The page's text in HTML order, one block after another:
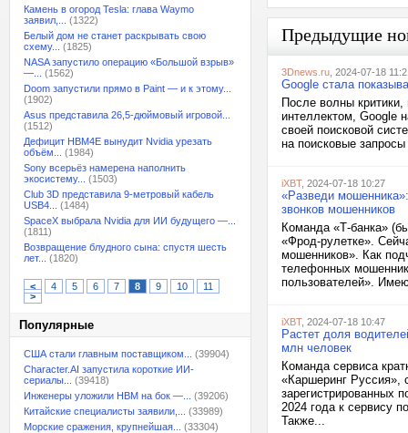
Камень в огород Tesla: глава Waymo
заявил,...
(1322)
Белый дом не станет раскрывать свою
схему...
(1825)
NASA запустило операцию «Большой взрыв»
—...
(1562)
Doom запустили прямо в Paint — и к этому...
(1902)
Asus представила 26,5-дюймовый игровой...
(1512)
Дефицит HBM4E вынудит Nvidia урезать
объём...
(1984)
Sony всерьёз намерена наполнить
экосистему...
(1503)
Club 3D представила 9-метровый кабель
USB4...
(1484)
SpaceX выбрала Nvidia для ИИ будущего —...
(1811)
Возвращение блудного сына: спустя шесть
лет...
(1820)
< 4 5 6 7 8 9 10
11
>
Популярные
США стали главным поставщиком...
(39904)
Character.AI запустила короткие ИИ-
сериалы...
(39418)
Инженеры уложили HBM на бок —...
(39206)
Китайские специалисты заявили,...
(33989)
Морские сражения, крупнейшая...
(33304)
Предыдущие
3Dnews.ru , 2024-07-18
Google стала
После волны
интеллектом, Google
своей поисковой
на поисковые
iXBT, 2024-07-18 10:27
«Разведи
звонков мошенников
Команда «Т-банка»
«Фрод-рулетке».
мошенников». Как
телефонных
пользователей».
iXBT, 2024-07-18 10:47
Растет доля
млн человек
Команда сервиса
«Каршеринг Руссия»,
зарегистрированных
2024 года к сервису
Также...